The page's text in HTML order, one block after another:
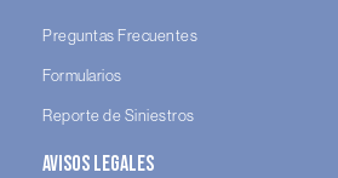
Preguntas Frecuentes
Formularios
Reporte de Siniestros
Avisos legales